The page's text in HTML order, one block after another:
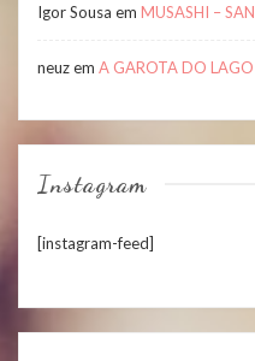
Igor Sousa em MUSASHI –
neuzem A GAROTA DO
Instagram
[instagram-feed]